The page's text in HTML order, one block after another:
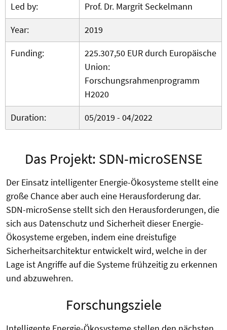
Led by:
Prof. Dr. Margrit Seckelmann
Year:
2019
Funding:
225.307,50 EUR durch Europäische
Union:
Forschungsrahmenprogramm
H2020
Duration:
05/2019 - 04/2022
Das Projekt: SDN-microSENSE
Der Einsatz intelligenter Energie-Ökosysteme stellt eine
große Chance aber auch eine Herausforderung dar.
SDN-microSense stellt sich den Herausforderungen, die
sich aus Datenschutz und Sicherheit dieser Energie-
Ökosysteme ergeben, indem eine dreistufige
Sicherheitsarchitektur entwickelt wird, welche in der
Lage ist Angriffe auf die Systeme frühzeitig zu erkennen
und abzuwehren.
Forschungsziele